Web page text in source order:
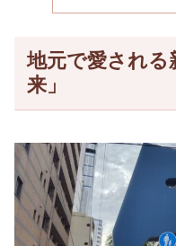
地元で愛される
来」